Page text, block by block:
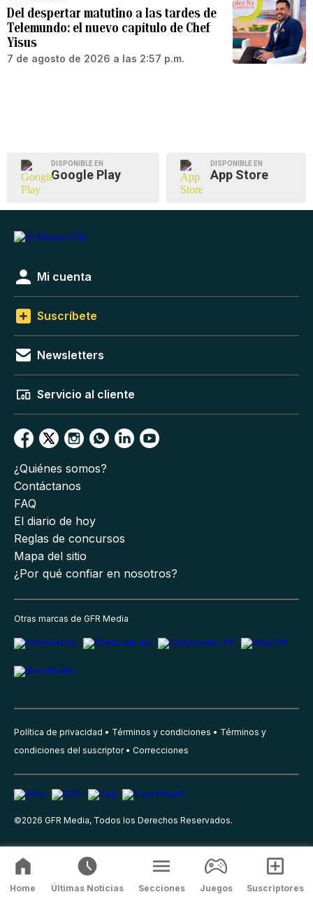
Del despertar matutino a las tardes de
Telemundo: el nuevo capítulo de Chef
Yisus
7 de agosto de 2026 a las 2:57 p.m.
DISPONIBLE EN
Google Play
DISPONIBLE EN
App Store
Mi cuenta
Suscríbete
Newsletters
Servicio al cliente
¿Quiénes somos?
Contáctanos
FAQ
El diario de hoy
Reglas de concursos
Mapa del sitio
¿Por qué confiar en nosotros?
Otras marcas de GFR Media
Política de privacidad Términos y condiciones
Términos y
condiciones del suscriptor
Correcciones
©2026 GFR Media, Todos los Derechos Reservados.
Home Últimas Noticias Secciones Juegos Suscriptores